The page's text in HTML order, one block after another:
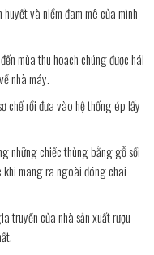
và niềm đam mê của mình
mùa thu hoạch chúng được hái
nhà máy.
chế rồi đưa vào hệ thống ép lấy
những chiếc thùng bằng gỗ sồi
khi mang ra ngoài đóng chai
truyền của nhà sản xuất rượu